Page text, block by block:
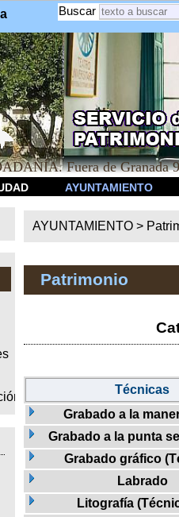
Buscar
Fuera de Granada
AYUNTAMIENTO
AYUNTAMIENTO >
Patrimonio
Técnicas
Grabado a la
Grabado a la punta
Grabado gráfico
Labrado
Litografía